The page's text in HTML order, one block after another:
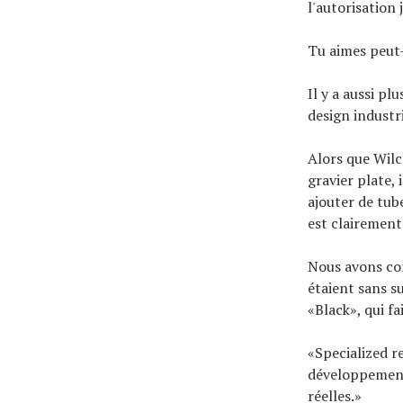
l'autorisation
Tu aimes
Il y a aussi
design
Alors que
gravier plate,
ajouter de
est
Nous avons
étaient sans
«Black», qui
«Specialized
réelles.»